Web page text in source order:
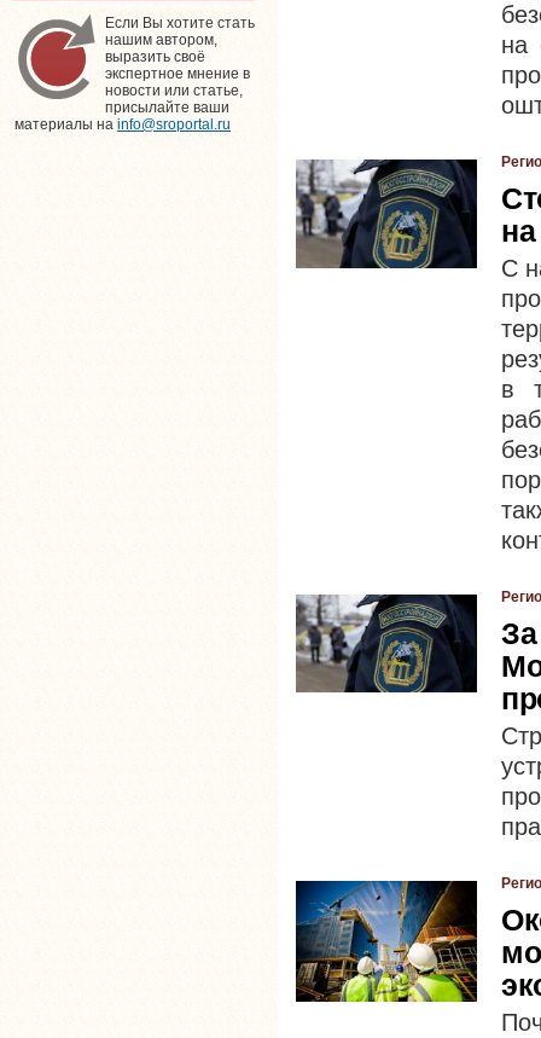
Если Вы хотите стать
нашим автором,
выразить своё
экспертное мнение в
новости или статье,
присылайте ваши
материалы на info@sroportal.ru
на
С
в